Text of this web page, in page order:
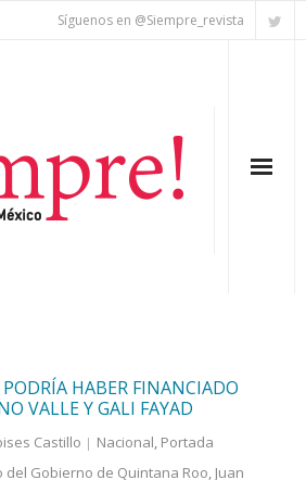
Síguenos en @Siempre_revista
PODRÍA HABER FINANCIADO
VALLE Y GALI FAYAD
Castillo Nacional, Portada
del Gobierno de Quintana Roo, Juan